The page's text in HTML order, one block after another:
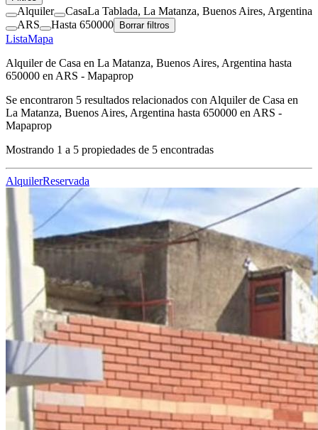
Alquiler CasaLa Tablada, La Matanza, Buenos Aires, Argentina
ARS
Hasta 650000 Borrar filtros
ListaMapa
Alquiler de Casa en La Matanza, Buenos Aires, Argentina hasta
650000 en ARS - Mapaprop
Se encontraron 5 resultados relacionados con Alquiler de Casa en
La Matanza, Buenos Aires, Argentina hasta 650000 en ARS -
Mapaprop
Mostrando 1 a 5 propiedades de 5 encontradas
AlquilerReservada